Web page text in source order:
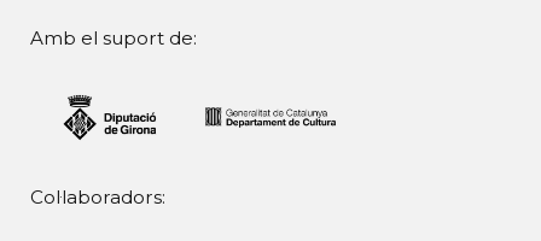
Amb el suport de:
Col·laboradors: